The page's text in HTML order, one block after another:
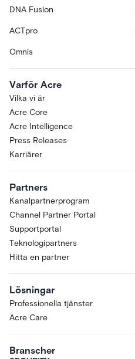
DNA Fusion
ACTpro
Omnis
Varför Acre
Vilka vi är
Acre Core
Acre Intelligence
Press Releases
Karriärer
Partners
Kanalpartnerprogram
Channel Partner Portal
Supportportal
Teknologipartners
Hitta en partner
Lösningar
Professionella tjänster
Acre Care
Branscher